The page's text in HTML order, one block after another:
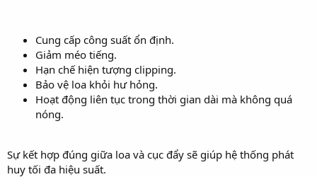
Cung cấp công suất ổn định.
Giảm méo tiếng.
Hạn chế hiện tượng clipping.
Bảo vệ loa khỏi hư hỏng.
Hoạt động liên tục trong thời gian dài mà không quá
nóng.
Sự kết hợp đúng giữa loa và cục đẩy sẽ giúp hệ thống phát
huy tối đa hiệu suất.